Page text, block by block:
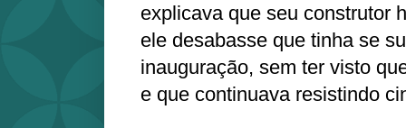
explicava que seu construtor
ele desabasse que tinha se
inauguração, sem ter visto
e que continuava resistindo